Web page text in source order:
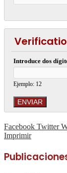
Introduce dos
Ejemplo: 12
Facebook Twitter
Imprimir